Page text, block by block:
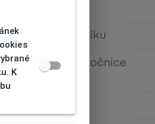
Typ nosníku
Prohnutí očnice
K